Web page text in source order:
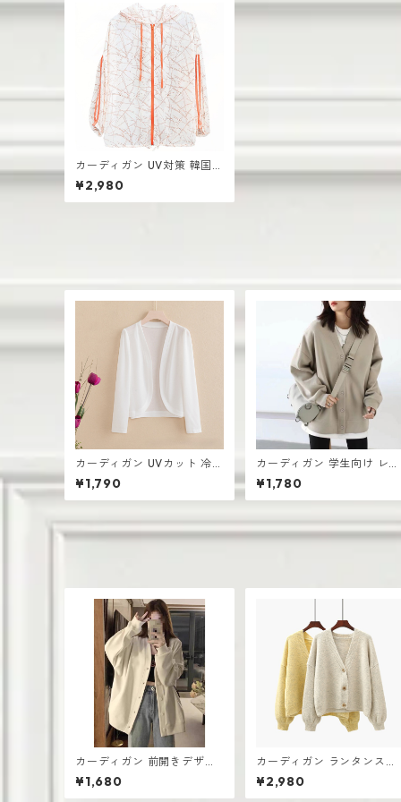
カーディガン UV対策 韓国風
ルーズ ミドル丈 長袖 薄手
トレンド
¥2,980
カーディガン UVカット 冷房
対策 ルームウェア レディー
ス シアー素材 羽織り ゆった
り
¥1,790
カーディガン 学生向け レデ
ィース 無地デザイン 高見え
おしゃれ vネック
¥1,780
カーディガン 前開きデザイ
ン 厚手 レディース ゆったり
シルエット
¥1,680
カーディガン ランタンスリ
ーブ Vネック セーター 春秋
トップショート
¥2,980